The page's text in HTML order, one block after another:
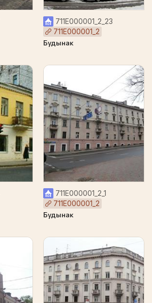
711Е000001_2_23
711Е000001_2
Будынак
711Е000001_2_1
711Е000001_2
Будынак